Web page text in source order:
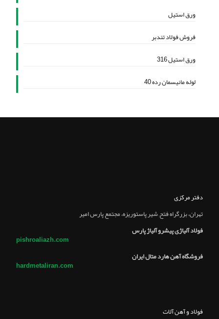
ورق استیل
فروش فولاد تندبر
ورق استیل 316
لوله مانیسمان رده 40
دفتر مرکزی
تهران، بزرگراه فتح, شير پاستوريزه، مجتمع پارس امير
فولاد آلیاژی پیشرو آلیاژ پارس
pishroaliazh.com
فروشگاه آهن هارد متال ایران
hardmetaliran.com
فولاد و آهن آلات